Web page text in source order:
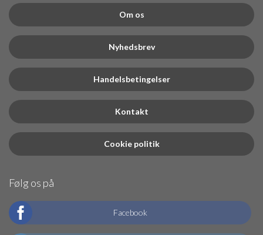
Om os
Nyhedsbrev
Handelsbetingelser
Kontakt
Cookie politik
Følg os på
Facebook